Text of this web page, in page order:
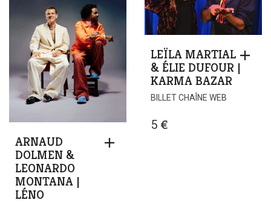
ARNAUD
DOLMEN &
LEONARDO
MONTANA |
LÉNO
LEÏLA MARTIAL
& ÉLIE DUFOUR |
KARMA BAZAR
BILLET CHAÎNE WEB
5 €